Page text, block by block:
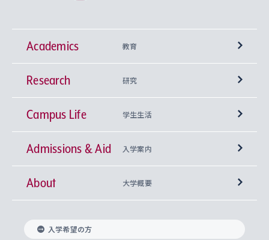
Academics 教育
学部
神学部
文学部
総合人間科学部
興味から学科を探す
上智大学の全学共通教育
基盤教育センター
キリスト教人間学
上智大学の語学教育
言語教育研究センター
上智大学のグローバル教育
Research 研究
研究所 等
キリスト教文化研究所
中世思想研究所
Sophia Open Research Weeks (SORW)
産官学連携
知的財産
Campus Life 学生生活
学期区分と授業時間割
課外活動
課外教育プログラム
グローバルな学びのコミュニティ
Admissions & Aid 入学案内
上智大学で取得できる学位
入れの方針）
About 大学概要
理事長・学長メッセージ
入学希望の方